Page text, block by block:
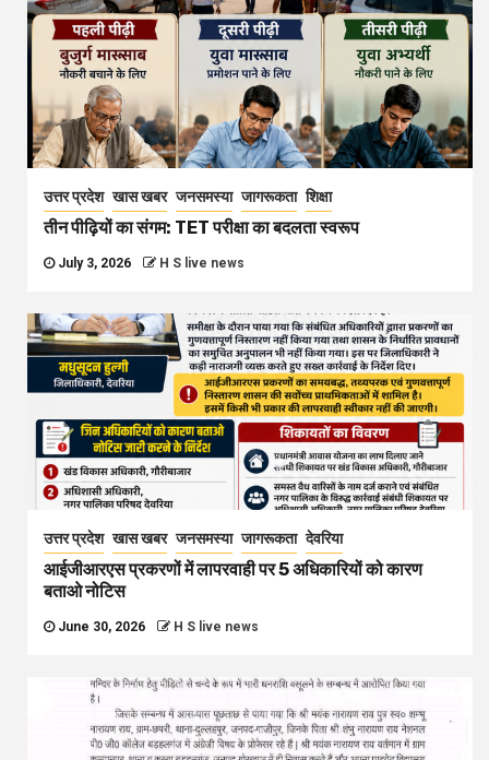
उत्तर प्रदेश खास खबर जनसमस्या जागरूकता शिक्षा
तीन पीढ़ियों का संगम: TET परीक्षा का बदलता स्वरूप
July 3, 2026 H S live news
उत्तर प्रदेश खास खबर जनसमस्या जागरूकता देवरिया
आईजीआरएस प्रकरणों में लापरवाही पर 5 अधिकारियों को कारण
बताओ नोटिस
June 30, 2026 H S live news